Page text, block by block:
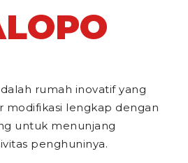
rumah inovatif yang
modifikasi lengkap dengan
untuk menunjang
penghuninya.